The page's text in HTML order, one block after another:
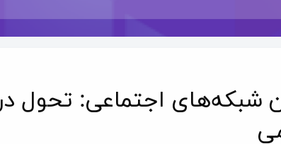
شبکه‌های اجتماعی: تحول در